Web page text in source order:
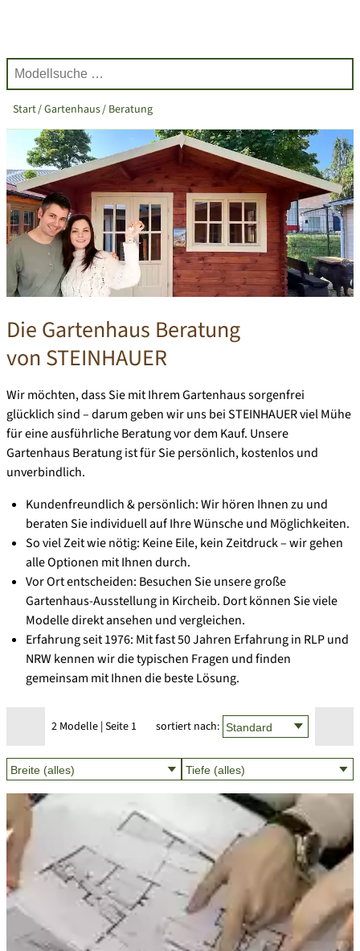
Start Gartenhaus Beratung
Die Gartenhaus Beratung
von STEINHAUER
Wir möchten, dass Sie mit Ihrem Gartenhaus sorgenfrei
glücklich sind – darum geben wir uns beiSTEINHAUERviel Mühe
für eine ausführliche Beratung vor dem Kauf. Unsere
Gartenhaus Beratung ist für Siepersönlich, kostenlos und
unverbindlich.
Kundenfreundlich & persönlich: Wir hören Ihnen zu und
beraten Sie individuell auf Ihre Wünsche und Möglichkeiten.
So viel Zeit wie nötig: Keine Eile, kein Zeitdruck – wir gehen
alle Optionen mit Ihnen durch.
Vor Ort entscheiden: Besuchen Sie unsere große
Gartenhaus-Ausstellung in Kircheib. Dort können Sie viele
Modelle direkt ansehen und vergleichen.
Erfahrung seit 1976: Mit fast 50 Jahren Erfahrung in RLP und
NRW kennen wir die typischen Fragen und finden
gemeinsam mit Ihnen die beste Lösung.
2 Modelle | Seite 1 sortiert nach: